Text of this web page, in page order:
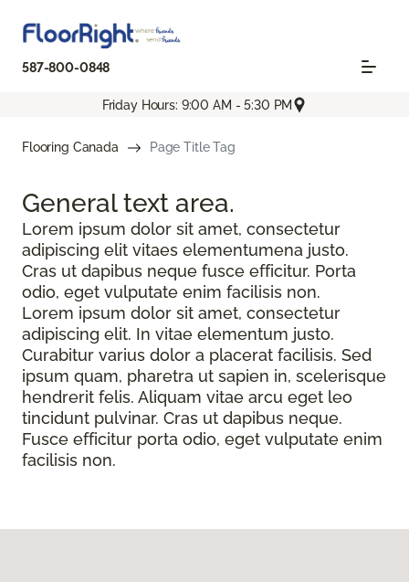
587-800-0848
Friday Hours: 9:00 AM - 5:30 PM
Flooring Canada Page Title Tag
General text area.
Lorem ipsum dolor sit amet, consectetur
adipiscing elit vitaes elementumena justo.
Cras ut dapibus neque fusce efficitur. Porta
odio, eget vulputate enim facilisis non.
Lorem ipsum dolor sit amet, consectetur
adipiscing elit. In vitae elementum justo.
Curabitur varius dolor a placerat facilisis. Sed
ipsum quam, pharetra ut sapien in, scelerisque
hendrerit felis. Aliquam vitae arcu eget leo
tincidunt pulvinar. Cras ut dapibus neque.
Fusce efficitur porta odio, eget vulputate enim
facilisis non.